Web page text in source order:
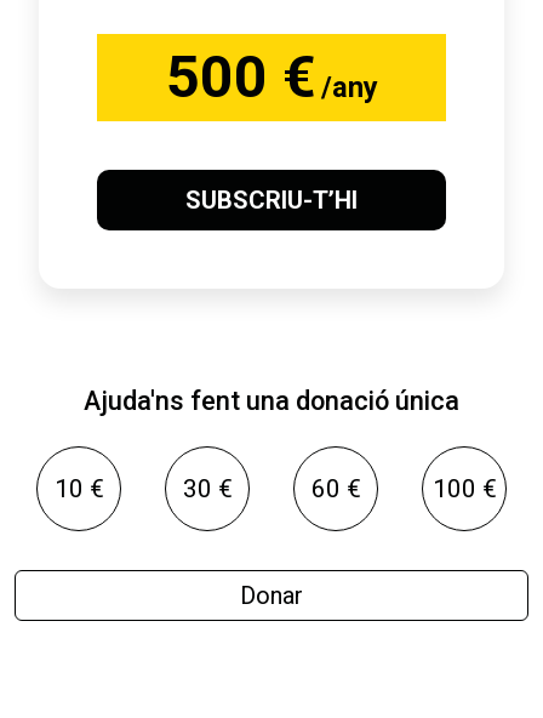
500 € /any
SUBSCRIU-T’HI
Ajuda'ns fent una donació única
10 € 30 € 60 € 100 €
Donar